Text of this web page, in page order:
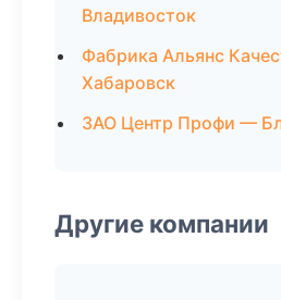
Владивосток
Фабрика Альянс
Хабаровск
ЗАО Центр Профи —
Другие компании